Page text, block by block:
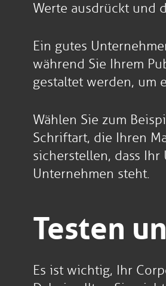
Werte ausdrückt und
Ein gutes
während Sie Ihrem
gestaltet werden, um
Wählen Sie zum
Schriftart, die Ihren
sicherstellen, dass
Unternehmen steht.
Testen
Es ist wichtig, Ihr